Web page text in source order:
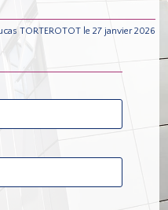
TORTEROTOT le 27 janvier 2026